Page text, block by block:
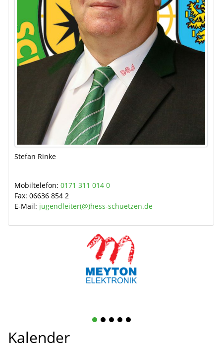
Stefan Rinke
Mobiltelefon: 0171 311 014 0
Fax: 06636 854 2
E-Mail: jugendleiter(@)hess-schuetzen.de
1 2 3 4 5
Kalender